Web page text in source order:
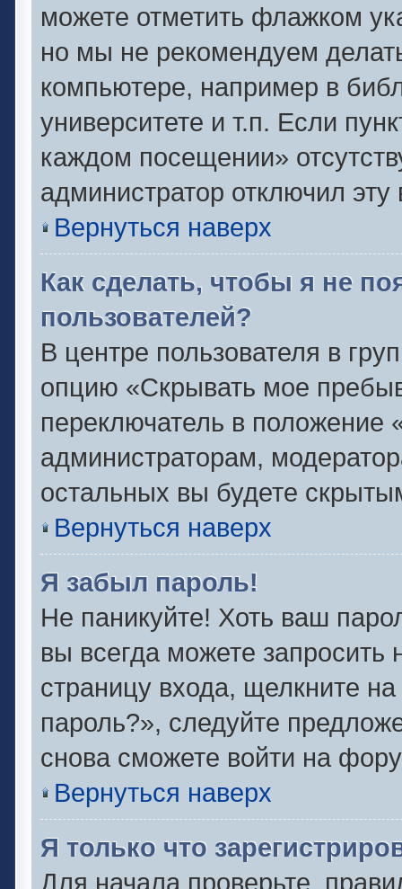
можете отметить флажком
но мы не рекомендуем
компьютере, например в
университете и т.п. Если
каждом посещении»
администратор отключил эту
Вернуться наверх
Как сделать, чтобы я не
пользователей?
В центре пользователя в
опцию «Скрывать мое
переключатель в положение
администраторам,
остальных вы будете
Вернуться наверх
Я забыл пароль!
Не паникуйте! Хоть ваш
вы всегда можете запросить
страницу входа, щелкните
пароль?», следуйте
снова сможете войти на
Вернуться наверх
Я только что
Для начала проверьте,